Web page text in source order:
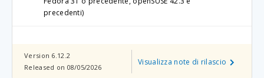
precedenti)
Version 6.12.2
Released on 08/05/2026
Visualizza note di rilascio